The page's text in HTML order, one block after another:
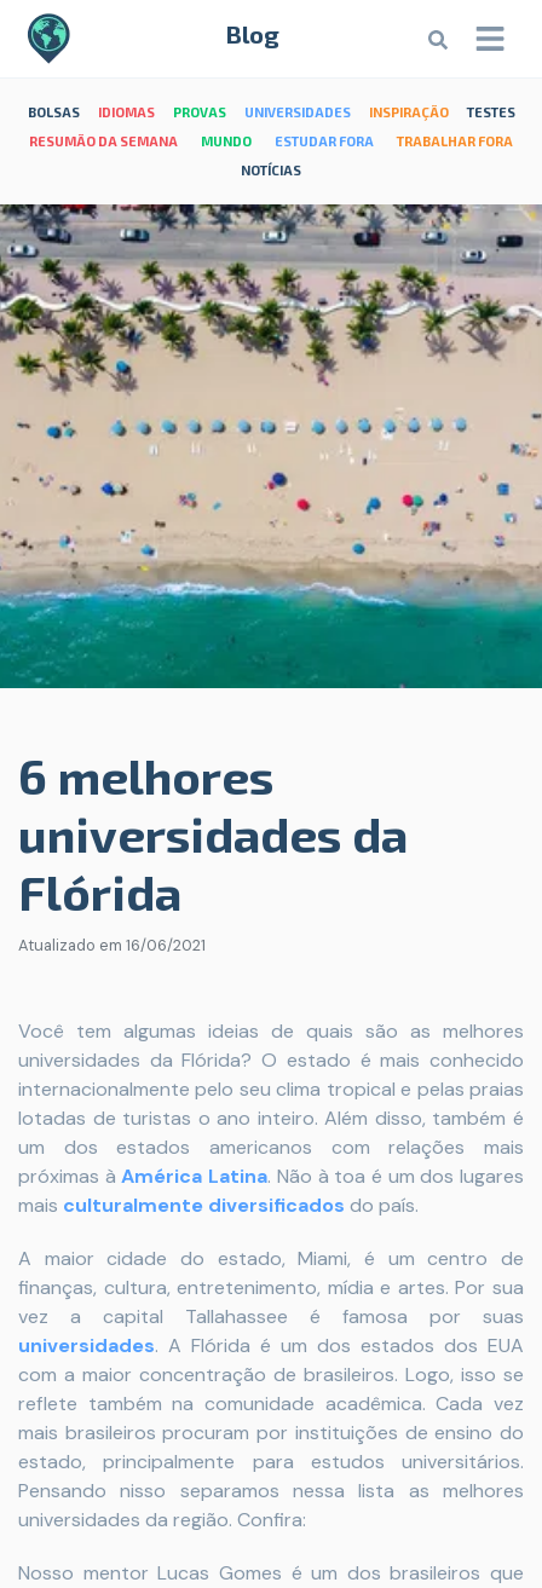
Blog
BOLSAS IDIOMAS PROVAS UNIVERSIDADES INSPIRAÇÃO
TESTES
RESUMÃO DA SEMANA
MUNDO ESTUDAR FORA
TRABALHAR FORA
NOTÍCIAS
6 melhores
universidades da
Flórida
Atualizado em 16/06/2021
Você tem algumas ideias de quais são as melhores
universidades da Flórida? O estado é mais conhecido
internacionalmente pelo seu clima tropical e pelas praias
lotadas de turistas o ano inteiro. Além disso, também é
um dos estados americanos com relações mais
próximas àAmérica Latina. Não à toa é um dos lugares
mais culturalmente diversificados do país.
A maior cidade do estado, Miami, é um centro de
finanças, cultura, entretenimento, mídia e artes. Por sua
vez a capital Tallahassee é famosa por suas
universidades. A Flórida é um dos estados dos EUA
com a maior concentração de brasileiros. Logo, isso se
reflete também na comunidade acadêmica. Cada vez
mais brasileiros procuram por instituições de ensino do
estado, principalmente para estudos universitários.
Pensando nisso separamos nessa lista as melhores
universidades da região. Confira:
Nosso mentor Lucas Gomes é um dos brasileiros que